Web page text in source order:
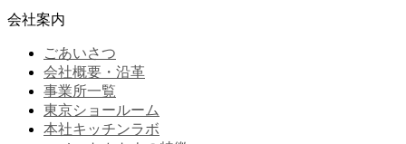
会社案内
ごあいさつ
会社概要・沿革
事業所一覧
東京ショールーム
本社キッチンラボ